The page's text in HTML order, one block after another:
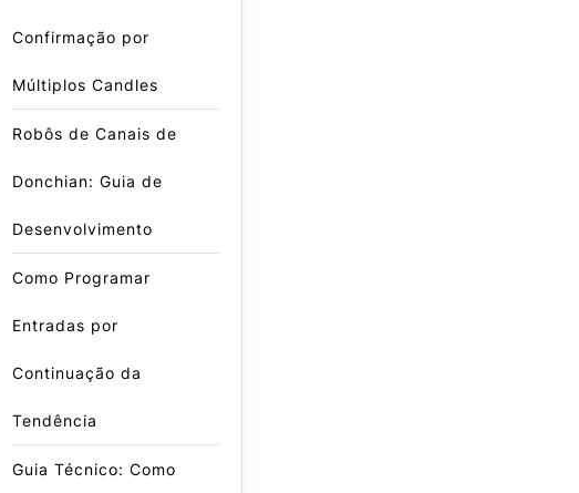
Confirmação por
Múltiplos Candles
Robôs de Canais de
Donchian: Guia de
Desenvolvimento
Como Programar
Entradas por
Continuação da
Tendência
Guia Técnico: Como